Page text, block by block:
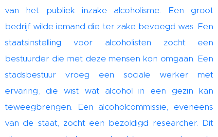
van het publiek inzake alcoholisme. Een groot
bedrijf wilde iemand die ter zake bevoegd was. Een
staatsinstelling voor alcoholisten zocht een
bestuurder die met deze mensen kon omgaan. Een
stadsbestuur vroeg een sociale werker met
ervaring, die wist wat alcohol in een gezin kan
teweegbrengen. Een alcoholcommissie, eveneens
van de staat, zocht een bezoldigd researcher. Dit